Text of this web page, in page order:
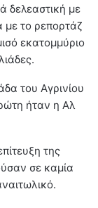
δελεαστική με
με το ρεπορτάζ
εκατομμύριο
του Αγρινίου
ήταν η Αλ
της
σε καμία